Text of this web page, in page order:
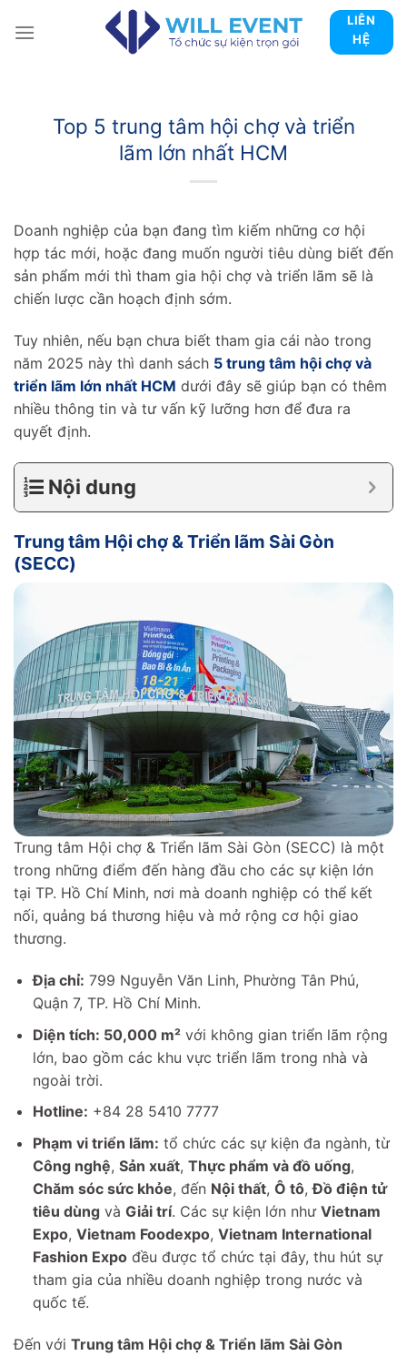
LIÊN
HỆ
Top 5 trung tâm hội chợ và triển
lãm lớn nhất HCM
Doanh nghiệp của bạn đang tìm kiếm những cơ hội
hợp tác mới, hoặc đang muốn người tiêu dùng biết đến
sản phẩm mới thì tham gia hội chợ và triển lãm sẽ là
chiến lược cần hoạch định sớm.
Tuy nhiên, nếu bạn chưa biết tham gia cái nào trong
năm 2025 này thì danh sách 5 trung tâm hội chợ và
triển lãm lớn nhất HCM dưới đây sẽ giúp bạn có thêm
nhiều thông tin và tư vấn kỹ lưỡng hơn để đưa ra
quyết định.
Nội dung
Trung tâm Hội chợ & Triển lãm Sài Gòn
(SECC)
Trung tâm Hội chợ & Triển lãm Sài Gòn (SECC) là một
trong những điểm đến hàng đầu cho các sự kiện lớn
tại TP. Hồ Chí Minh, nơi mà doanh nghiệp có thể kết
nối, quảng bá thương hiệu và mở rộng cơ hội giao
thương.
Địa chỉ: 799 Nguyễn Văn Linh, Phường Tân Phú,
Quận 7, TP. Hồ Chí Minh.
Diện tích: 50,000 m²với không gian triển lãm rộng
lớn, bao gồm các khu vực triển lãm trong nhà và
ngoài trời.
Hotline: +84 28 5410 7777
Phạm vi triển lãm: tổ chức các sự kiện đa ngành, từ
Công nghệ, Sản xuất, Thực phẩm và đồ uống,
Chăm sóc sức khỏe, đến Nội thất, Ô tô,Đồ điện tử
tiêu dùngvà Giải trí. Các sự kiện lớn như Vietnam
Expo, Vietnam Foodexpo, Vietnam International
Fashion Expođều được tổ chức tại đây, thu hút sự
tham gia của nhiều doanh nghiệp trong nước và
quốc tế.
Đến với Trung tâm Hội chợ & Triển lãm Sài Gòn